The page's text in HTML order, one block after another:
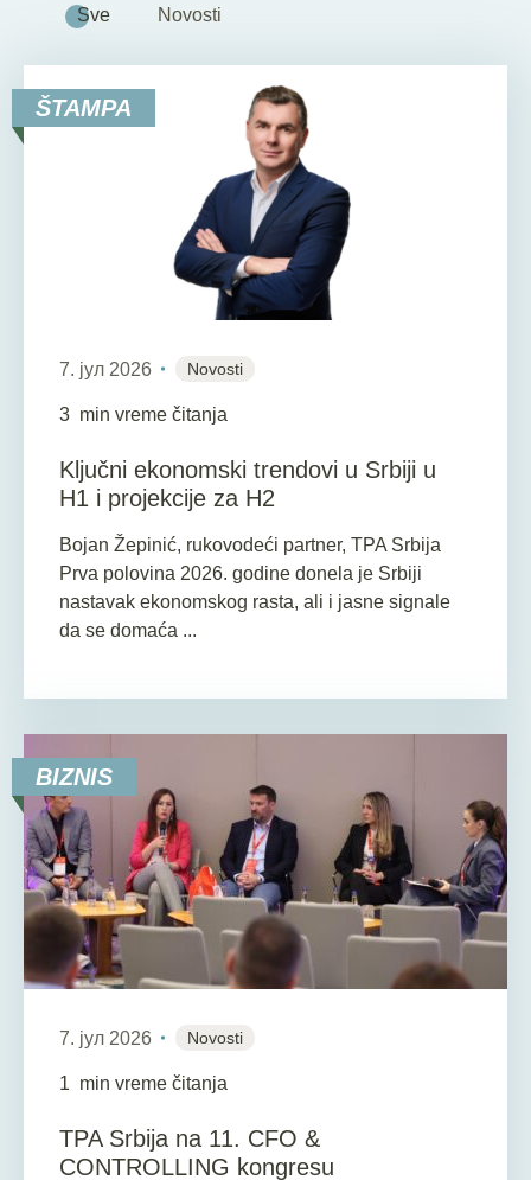
Sve Novosti
ŠTAMPA
7. јул 2026 Novosti
3 min vreme čitanja
Ključni ekonomski trendovi u Srbiji u
H1 i projekcije za H2
Bojan Žepinić, rukovodeći partner, TPA Srbija
Prva polovina 2026. godine donela je Srbiji
nastavak ekonomskog rasta, ali i jasne signale
da se domaća ...
BIZNIS
7. јул 2026 Novosti
1 min vreme čitanja
TPA Srbija na 11. CFO &
CONTROLLING kongresu